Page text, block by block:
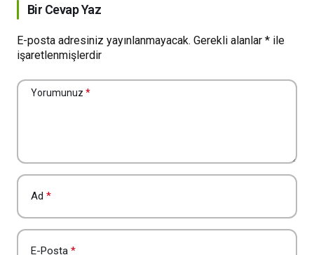
Bir Cevap Yaz
E-posta adresiniz yayınlanmayacak. Gerekli alanlar * ile
işaretlenmişlerdir
Yorumunuz *
Ad *
E-Posta *